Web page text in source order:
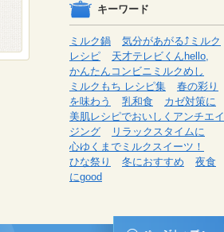
キーワード
ミルク鍋
気分があがる⤴ミルク
レシピ
天才テレビくんhello,
かんたんコンビニミルクめし
ミルクもち レシピ集
春の彩り
を味わう
乳和食
カゼ対策に
美肌レシピでおいしくアンチエイ
ジング
リラックスタイムに
心ゆくまでミルクスイーツ！
ひな祭り
冬におすすめ
夜食
にgood